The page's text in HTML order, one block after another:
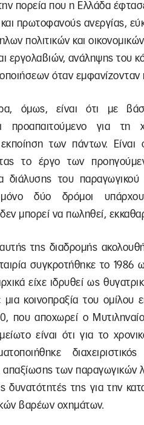
πορεία που η Ελλάδα
πρωτοφανούς ανεργίας,
πολιτικών και
εργολαβιών, ανάληψης του
όταν
όμως, είναι ότι με
προαπαιτούμενο για
των πάντων. Είναι
το έργο των
διάλυσης του
μόνο δύο δρόμοι
μπορεί να πωληθεί,
της διαδρομής
συγκροτήθηκε το 1986
είχε ιδρυθεί ως
κοινοπραξία του ομίλου
που αποχωρεί ο
είναι ότι για το
απαξίωσης των παραγωγικών
δυνατότητές της για την
βαρέων οχημάτων.